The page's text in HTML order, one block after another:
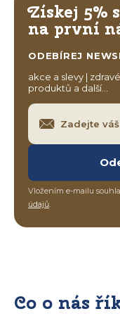
Získej 5%
na první
ODEBÍREJ
akce a slevy |
produktů a další…
Vložením e-mailu
údajů.
Co o nás